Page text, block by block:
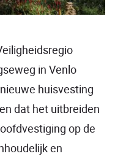
in Venlo
huisvesting
dat het uitbreiden
op de
en